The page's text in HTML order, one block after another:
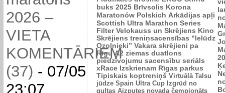
2026 –
VIETA
KOMENTĀRIEM
(37) - 07/05
23:07
buks 2025 Brīvsolis Korona
Maratonów Polskich Arkādijas apļi
Scottish Ultra Marathon Series
Filter Velokauss un Skrējiens Kino
Skrējiens treniņsacensības “Ielūdz
Ozolnieki” Vakara skrējieni pa
Rīgu A2 ziemas duatlons
piedzīvojumu sacensību seriāls
xRace Izskrienam Rīgas parkus
Tipiskais koptreniņš Virtuālā Talsu
jūdze Spain Ultra Cup Izgrūd no
gultas Aizputes novada čempionāts